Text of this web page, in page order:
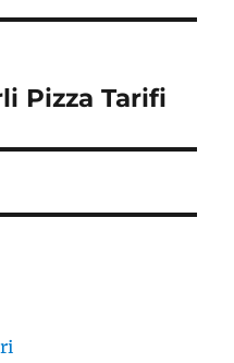
Pizza Tarifi